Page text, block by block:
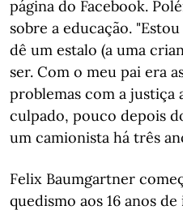
página do Facebook.
sobre a educação.
dê um estalo (a uma
ser. Com o meu pai era
problemas com a justiça
culpado, pouco depois
um camionista há três
Felix Baumgartner
quedismo aos 16 anos